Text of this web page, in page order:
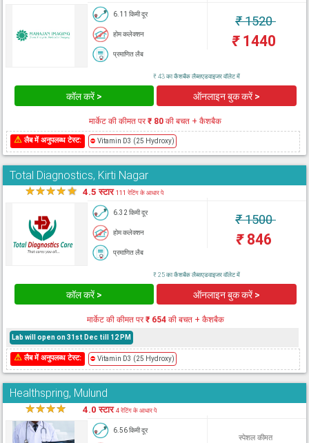
6.11 किमी दूर
होम कलेक्शन
प्रमाणित लैब
₹1520
₹1440
₹ 43 का कैशबैक लैब्सएडवाइजर वॉलेट में
कॉल करें > ऑनलाइन बुक करें >
मार्केट की कीमत पर₹ 80 की बचत + कैशबैक
⚠लैब में अनुपलब्ध टेस्ट: ⛔ Vitamin D3 (25 Hydroxy)
Total Diagnostics, Kirti Nagar
★★★★★ 4.5 स्टार111 रेटिंग के आधार पे
6.32 किमी दूर
होम कलेक्शन
प्रमाणित लैब
₹1500
₹846
₹ 25 का कैशबैक लैब्सएडवाइजर वॉलेट में
कॉल करें > ऑनलाइन बुक करें >
मार्केट की कीमत पर₹ 654की बचत + कैशबैक
Lab will open on 31st Dec till 12 PM
⚠लैब में अनुपलब्ध टेस्ट: ⛔ Vitamin D3 (25 Hydroxy)
Healthspring, Mulund
★★★★ 4.0 स्टार4 रेटिंग के आधार पे
6.56 किमी दूर
स्पेशल कीमत